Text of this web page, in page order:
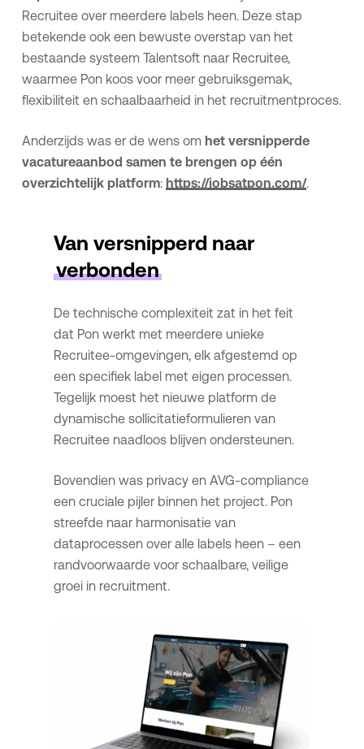
Recruitee over meerdere labels heen. Deze stap
betekende ook een bewuste overstap van het
bestaande systeem Talentsoft naar Recruitee,
waarmee Pon koos voor meer gebruiksgemak,
flexibiliteit en schaalbaarheid in het recruitmentproces.
Anderzijds was er de wens om het versnipperde
vacatureaanbod samen te brengen op één
overzichtelijk platform: https://jobsatpon.com/.
Van versnipperd naar
verbonden
De technische complexiteit zat in het feit
dat Pon werkt met meerdere unieke
Recruitee-omgevingen, elk afgestemd op
een specifiek label met eigen processen.
Tegelijk moest het nieuwe platform de
dynamische sollicitatieformulieren van
Recruitee naadloos blijven ondersteunen.
Bovendien was privacy en AVG-compliance
een cruciale pijler binnen het project. Pon
streefde naar harmonisatie van
dataprocessen over alle labels heen – een
randvoorwaarde voor schaalbare, veilige
groei in recruitment.